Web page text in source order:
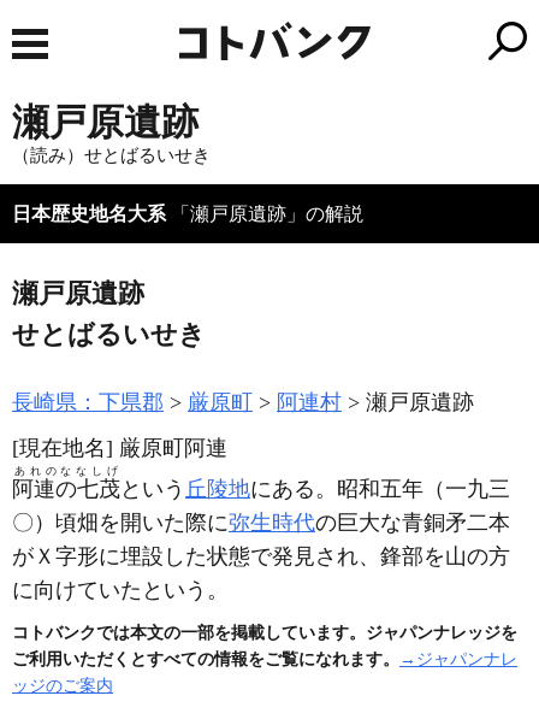
瀬戸原遺跡
（読み）せとばるいせき
日本歴史地名大系 「瀬戸原遺跡」の解説
瀬戸原遺跡
せとばるいせき
長崎県：下県郡 厳原町 阿連村
瀬戸原遺跡
[現在地名] 厳原町阿連
阿連の七茂
あれのななしげ
という 丘陵地にある。昭和五年 （一九三
〇） 頃畑を開いた際に弥生時代の巨大な青銅矛二本
がＸ字形に埋設した状態で発見され、鋒部を山の方
に向けていたという。
コトバンクでは本文の一部を掲載しています。ジャパンナレッジを
ご利用いただくとすべての情報をご覧になれます。
→ジャパンナレ
ッジのご案内